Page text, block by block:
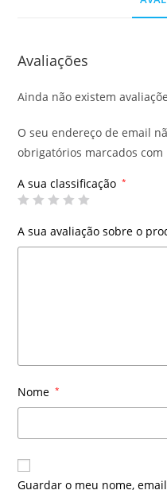
Avaliações
Ainda não existem
O seu endereço de email
obrigatórios marcados com
A sua classificação *
A sua avaliação sobre o
Nome *
Guardar o meu nome,